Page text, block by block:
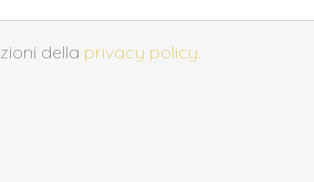
della privacy policy.